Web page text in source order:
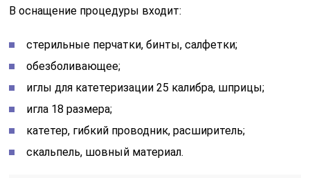
В оснащение процедуры входит:
стерильные перчатки, бинты, салфетки;
обезболивающее;
иглы для катетеризации 25 калибра, шприцы;
игла 18 размера;
катетер, гибкий проводник, расширитель;
скальпель, шовный материал.